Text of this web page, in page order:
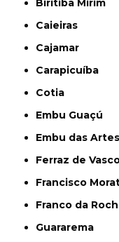
Biritiba Mirim
Caieiras
Cajamar
Carapicuíba
Cotia
Embu Guaçú
Embu das Artes
Ferraz de
Francisco
Franco da
Guararema